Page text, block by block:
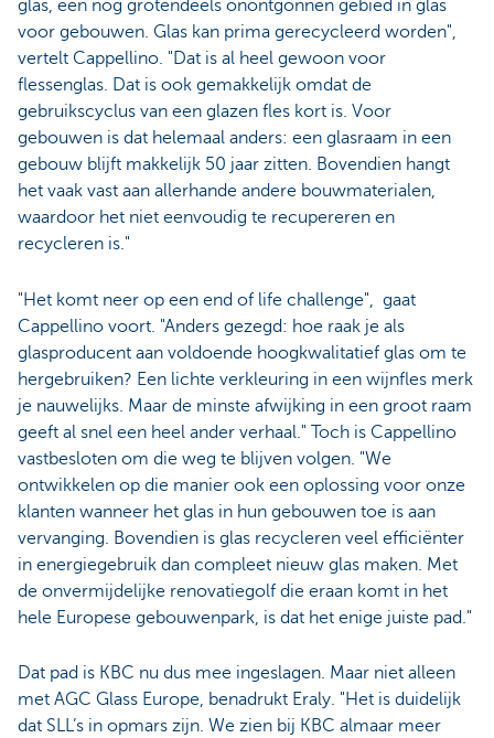
glas, een nog grotendeels onontgonnen gebied in glas
voor gebouwen. Glas kan prima gerecycleerd worden",
vertelt Cappellino. "Dat is al heel gewoon voor
flessenglas. Dat is ook gemakkelijk omdat de
gebruikscyclus van een glazen fles kort is. Voor
gebouwen is dat helemaal anders: een glasraam in een
gebouw blijft makkelijk 50 jaar zitten. Bovendien hangt
het vaak vast aan allerhande andere bouwmaterialen,
waardoor het niet eenvoudig te recupereren en
recycleren is."
"Het komt neer op een end of life challenge", gaat
Cappellino voort. "Anders gezegd: hoe raak je als
glasproducent aan voldoende hoogkwalitatief glas om te
hergebruiken? Een lichte verkleuring in een wijnfles merk
je nauwelijks. Maar de minste afwijking in een groot raam
geeft al snel een heel ander verhaal." Toch is Cappellino
vastbesloten om die weg te blijven volgen. "We
ontwikkelen op die manier ook een oplossing voor onze
klanten wanneer het glas in hun gebouwen toe is aan
vervanging. Bovendien is glas recycleren veel efficiënter
in energiegebruik dan compleet nieuw glas maken. Met
de onvermijdelijke renovatiegolf die eraan komt in het
hele Europese gebouwenpark, is dat het enige juiste pad."
Dat pad is KBC nu dus mee ingeslagen. Maar niet alleen
met AGC Glass Europe, benadrukt Eraly. "Het is duidelijk
dat SLL’s in opmars zijn. We zien bij KBC almaar meer